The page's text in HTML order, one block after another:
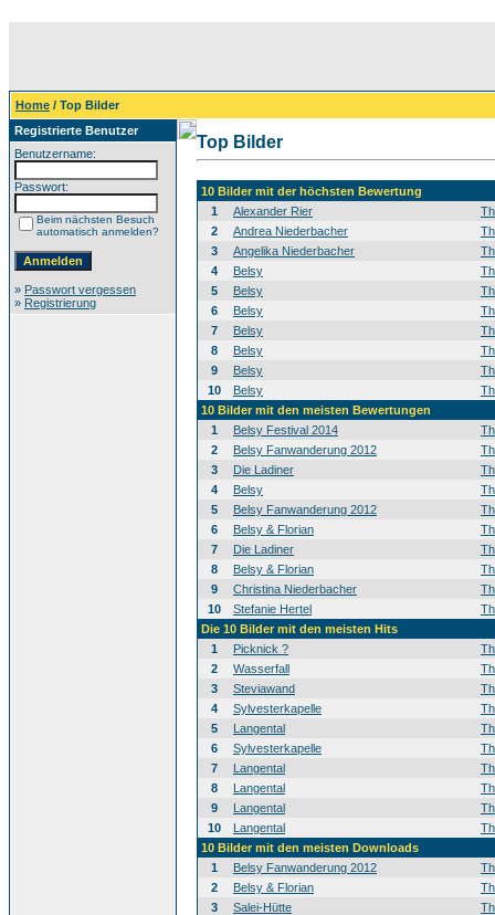
Home / Top Bilder
Registrierte Benutzer
Benutzername:
Passwort:
Beim nächsten Besuch
automatisch anmelden?
» Passwort vergessen
» Registrierung
Top Bilder
10 Bilder mit der höchsten Bewertung
1
Alexander Rier
2
Andrea Niederbacher
3
Angelika Niederbacher
4
Belsy
5
Belsy
6
Belsy
7
Belsy
8
Belsy
9
Belsy
10
Belsy
10 Bilder mit den meisten Bewertungen
1
Belsy Festival 2014
2
Belsy Fanwanderung 2012
3
Die Ladiner
4
Belsy
5
Belsy Fanwanderung 2012
6
Belsy & Florian
7
Die Ladiner
8
Belsy & Florian
9
Christina Niederbacher
10
Stefanie Hertel
Die 10 Bilder mit den meisten Hits
1
Picknick ?
2
Wasserfall
3
Steviawand
4
Sylvesterkapelle
5
Langental
6
Sylvesterkapelle
7
Langental
8
Langental
9
Langental
10
Langental
10 Bilder mit den meisten Downloads
1
Belsy Fanwanderung 2012
2
Belsy & Florian
3
Salei-Hütte